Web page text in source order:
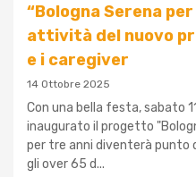
“Bologna Serena
attività del nuovo
e i caregiver
14 Ottobre 2025
Con una bella festa, sabato
inaugurato il progetto
per tre anni diventerà punto
gli over 65 d...